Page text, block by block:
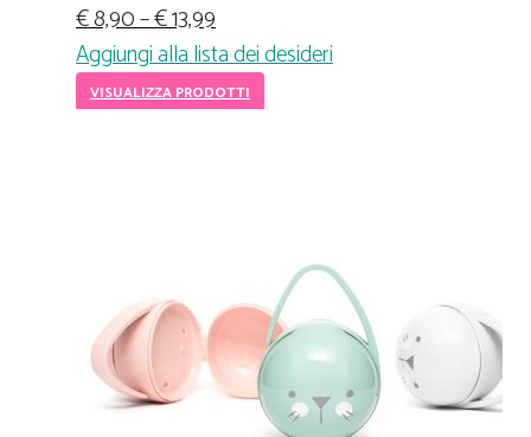
€8,90–€13,99
Aggiungi alla lista dei desideri
VISUALIZZA PRODOTTI